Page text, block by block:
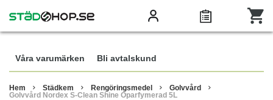
Våra varumärken Bli avtalskund
Hem Städkem Rengöringsmedel
Golvvård
Golvvård Nordex S-Clean Shine Oparfymerad 5L